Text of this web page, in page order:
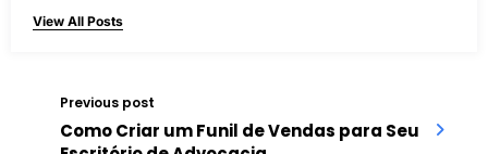
View All Posts
Previous post
Como Criar um Funil de Vendas para Seu